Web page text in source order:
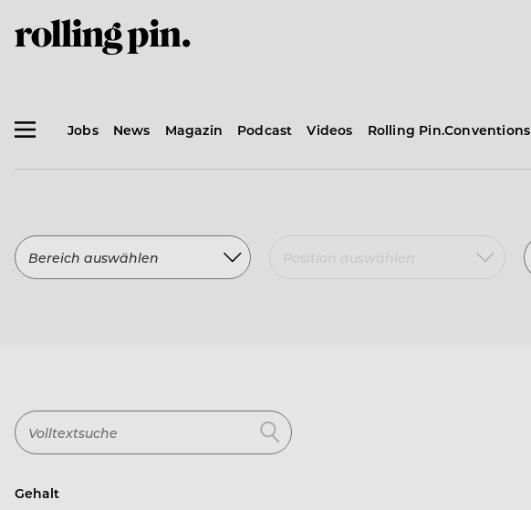
Jobs News Magazin Podcast Videos Rolling Pin.Conventions
Bereich auswählen
Gehalt